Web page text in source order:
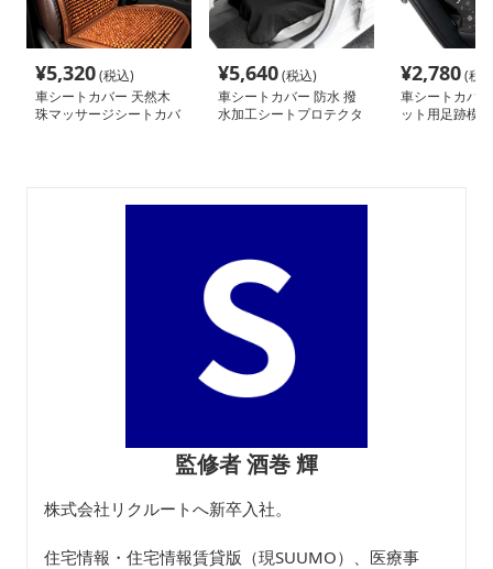
¥5,320(税込)
車シートカバー 天然木
珠マッサージシートカバ
¥5,640(税込)
車シートカバー 防水 撥
水加工シートプロテクタ
¥2,780(税
車シートカバ
ット用足跡模
監修者 酒巻 輝
株式会社リクルートへ新卒入社。
住宅情報・住宅情報賃貸版（現SUUMO）、医療事